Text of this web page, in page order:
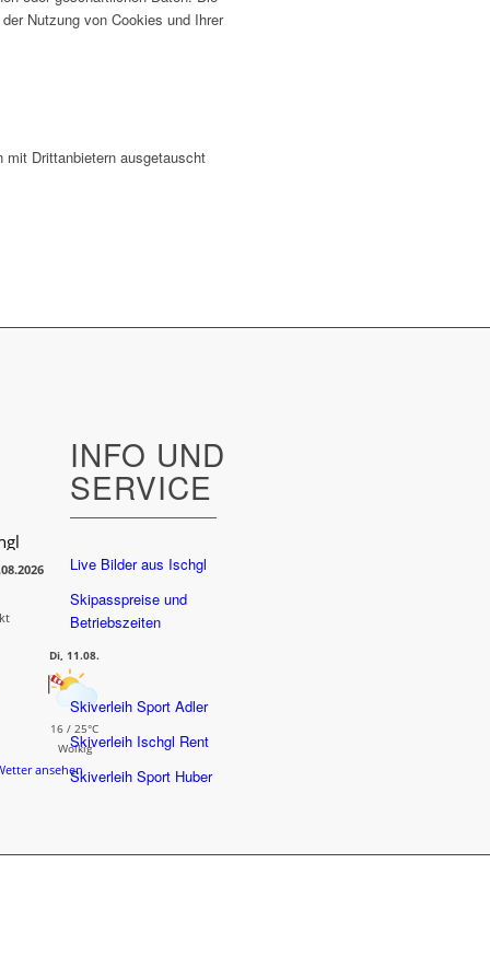
Nutzung von Cookies und Ihrer
Drittanbietern ausgetauscht
Di, 11.08.
16 / 25°C
Wolkig
ansehen
INFO UND
SERVICE
Live Bilder aus Ischgl
Skipasspreise und
Betriebszeiten
Skiverleih Sport Adler
Skiverleih Ischgl Rent
Skiverleih Sport Huber